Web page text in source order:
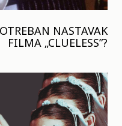
NASTAVAK
FILMA „CLUELESS”?